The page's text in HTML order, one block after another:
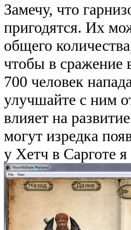
Замечу, что
пригодятся. Их
общего
чтобы в сражение
700 человек
улучшайте с ним
влияет на
могут изредка
у Хетч в Сарготе